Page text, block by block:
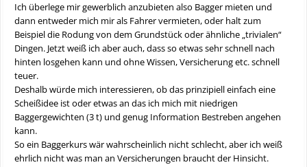
Ich überlege mir gewerblich anzubieten also Bagger mieten und
dann entweder mich mir als Fahrer vermieten, oder halt zum
Beispiel die Rodung von dem Grundstück oder ähnliche „trivialen“
Dingen. Jetzt weiß ich aber auch, dass so etwas sehr schnell nach
hinten losgehen kann und ohne Wissen, Versicherung etc. schnell
teuer.
Deshalb würde mich interessieren, ob das prinzipiell einfach eine
Scheißidee ist oder etwas an das ich mich mit niedrigen
Baggergewichten (3 t) und genug Information Bestreben angehen
kann.
So ein Baggerkurs wär wahrscheinlich nicht schlecht, aber ich weiß
ehrlich nicht was man an Versicherungen braucht der Hinsicht.